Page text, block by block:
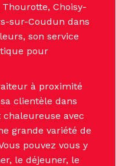
Choisy-
sur-Coudun dans
son service
pour
à proximité
clientèle dans
avec
grande variété de
pouvez vous y
le déjeuner, le